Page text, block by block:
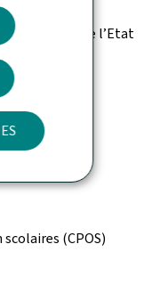
de l’Etat
(CGIE)
(CPOS)